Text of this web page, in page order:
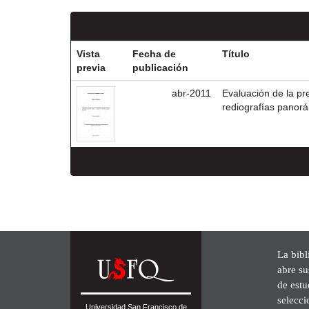
Vista
previa
Fecha de
publicación
Título
abr-2011
Evaluación de la
rediografías
Universidad San Francisco de
La
abre
de